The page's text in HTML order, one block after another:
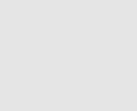
1976: Mit dem Porsche 924